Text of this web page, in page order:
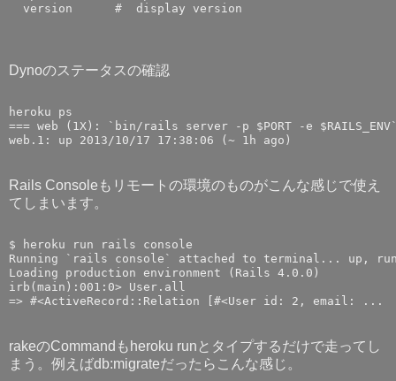
Dynoのステータスの確認
heroku ps
=== web (1X): `bin/rails server -p $PORT -e
Rails Consoleもリモートの環境のものがこんな感じで使え
てしまいます。
$ heroku run rails console
Running `rails console` attached to terminal... up,
Loading production environment (Rails 4.0.0)
irb(main):001:0> User.all
=> #<ActiveRecord::Relation [#<User id: 2, email: ...
rakeのCommandもheroku runとタイプするだけで走ってし
まう。例えばdb:migrateだったらこんな感じ。